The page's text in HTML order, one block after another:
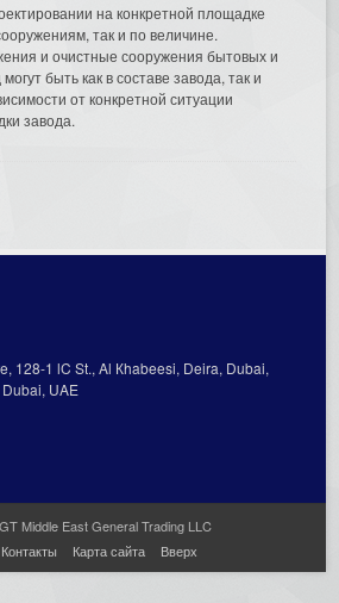
на конкретной площадке
так и по величине.
и очистные сооружения бытовых и
быть как в составе завода, так и
от конкретной ситуации
завода.
128-1 lC St., Al Кhabeesi, Deira, Dubai,
UAE
Middle East General Trading LLC
Контакты Карта сайта Вверх